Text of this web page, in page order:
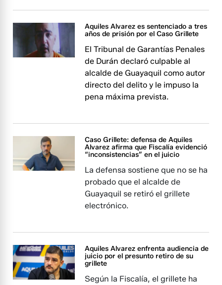
Aquiles Alvarez es sentenciado a tres
años de prisión por el Caso Grillete
El Tribunal de Garantías Penales
de Durán declaró culpable al
alcalde de Guayaquil como autor
directo del delito y le impuso la
pena máxima prevista.
Caso Grillete: defensa de Aquiles
Alvarez afirma que Fiscalía evidenció
“inconsistencias” en el juicio
La defensa sostiene que no se ha
probado que el alcalde de
Guayaquil se retiró el grillete
electrónico.
Aquiles Alvarez enfrenta audiencia de
juicio por el presunto retiro de su
grillete
Según la Fiscalía, el grillete ha